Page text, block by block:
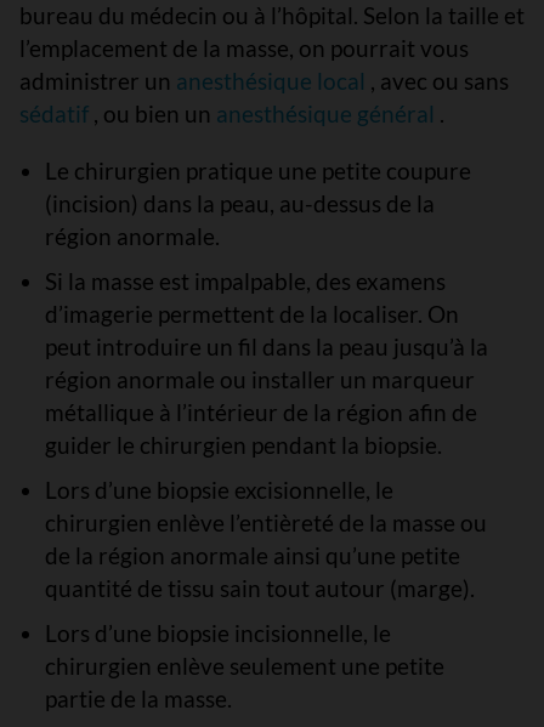
bureau du médecin ou à l’hôpital. Selon la taille et
l’emplacement de la masse, on pourrait vous
administrer un anesthésique local , avec ou sans
sédatif , ou bien un anesthésique général .
Le chirurgien pratique une petite coupure
(incision) dans la peau, au-dessus de la
région anormale.
Si la masse est impalpable, des examens
d’imagerie permettent de la localiser. On
peut introduire un fil dans la peau jusqu’à la
région anormale ou installer un marqueur
métallique à l’intérieur de la région afin de
guider le chirurgien pendant la biopsie.
Lors d’une biopsie excisionnelle, le
chirurgien enlève l’entièreté de la masse ou
de la région anormale ainsi qu’une petite
quantité de tissu sain tout autour (marge).
Lors d’une biopsie incisionnelle, le
chirurgien enlève seulement une petite
partie de la masse.